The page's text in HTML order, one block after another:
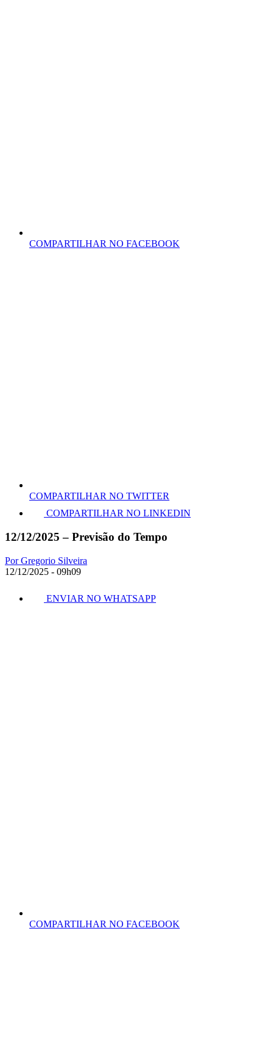
COMPARTILHAR NO FACEBOOK
COMPARTILHAR NO TWITTER
COMPARTILHAR NO LINKEDIN
12/12/2025 – Previsão do Tempo
Por Gregorio Silveira
12/12/2025 - 09h09
ENVIAR NO WHATSAPP
COMPARTILHAR NO FACEBOOK